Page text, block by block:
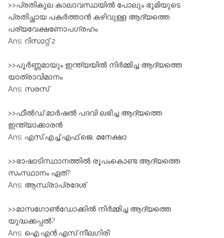
>>പ്രതികൂല കാലാവസ്ഥയില്‍ പോലും ഭൂമിയുടെ
പ്രതിച്ഛായ പകര്‍ത്താന്‍ കഴിവുള്ള ആദ്യത്തെ
പര്യവേക്ഷണോപഗ്രഹം
Ans: റിസാറ്റ് 2
>>പൂര്‍ണ്ണമായും ഇന്ത്യയില്‍ നിര്‍മ്മിച്ച ആദ്യത്തെ
യാത്രാവിമാനം
Ans: സരസ്
>>ഫീല്‍ഡ് മാര്‍ഷല്‍ പദവി ലഭിച്ച ആദ്യത്തെ
ഇന്ത്യാക്കാരന്‍
Ans: എസ്.എച്ച്.എഫ്.ജെ. മനേക്ഷാ
>>ഭാഷാടിസ്ഥാനത്തില്‍ രൂപംകൊണ്ട ആദ്യത്തെ
സംസ്ഥാനം ഏത്?‍
Ans: ആന്ധ്രാപ്രദേശ്
>>മാസഗോൺഡോക്കിൽ നിർമ്മിച്ച ആദ്യത്തെ
യുദ്ധക്കപ്പൽ?
Ans: ഐ.എൻ.എസ് നീലഗിരി